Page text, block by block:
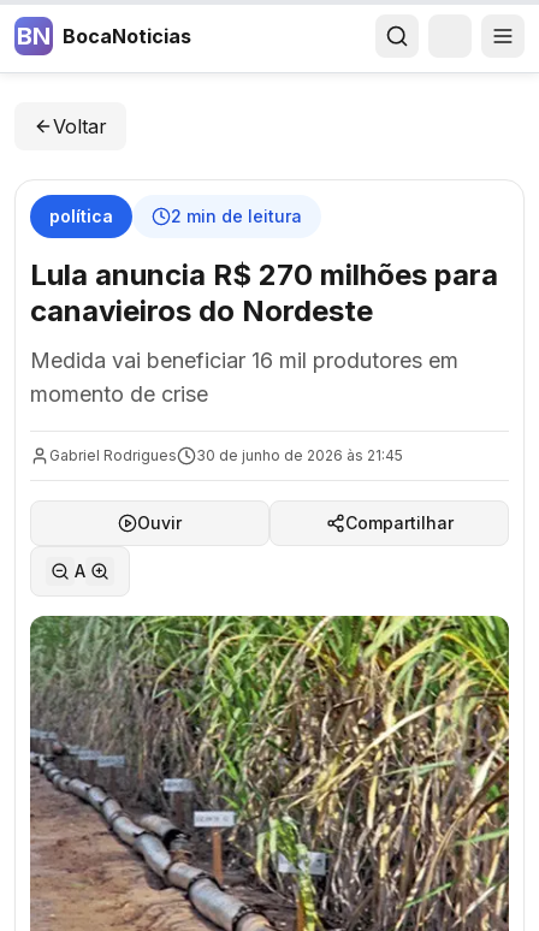
BN BocaNoticias
Voltar
política 2 min de leitura
Lula anuncia R$ 270 milhões para
canavieiros do Nordeste
Medida vai beneficiar 16 mil produtores em
momento de crise
Gabriel Rodrigues 30 de junho de 2026 às 21:45
Ouvir Compartilhar
A